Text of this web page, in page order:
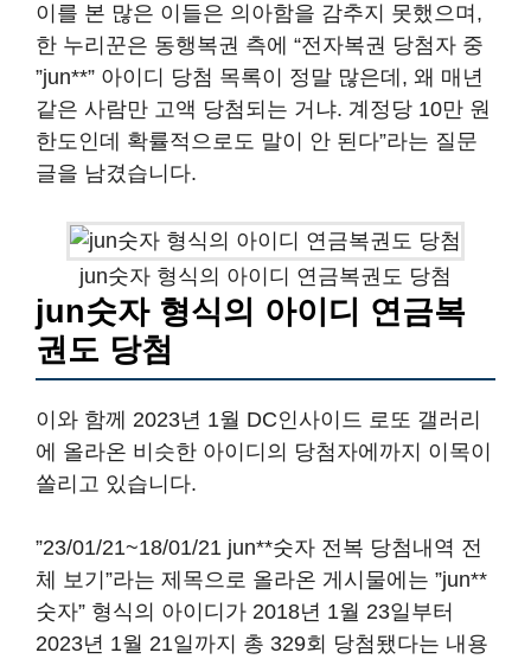
이를 본 많은 이들은 의아함을 감추지 못했으며,
한 누리꾼은 동행복권 측에 “전자복권 당첨자 중
”jun**” 아이디 당첨 목록이 정말 많은데, 왜 매년
같은 사람만 고액 당첨되는 거냐. 계정당 10만 원
한도인데 확률적으로도 말이 안 된다”라는 질문
글을 남겼습니다.
jun숫자 형식의 아이디 연금복권도 당첨
jun숫자 형식의 아이디 연금복
권도 당첨
이와 함께 2023년 1월 DC인사이드 로또 갤러리
에 올라온 비슷한 아이디의 당첨자에까지 이목이
쏠리고 있습니다.
”23/01/21~18/01/21 jun**숫자 전복 당첨내역 전
체 보기”라는 제목으로 올라온 게시물에는 ”jun**
숫자” 형식의 아이디가 2018년 1월 23일부터
2023년 1월 21일까지 총 329회 당첨됐다는 내용